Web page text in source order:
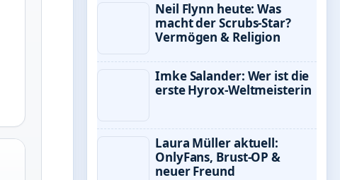
Neil Flynn heute: Was
macht der Scrubs-Star?
Vermögen & Religion
Imke Salander: Wer ist die
erste Hyrox-Weltmeisterin
Laura Müller aktuell:
OnlyFans, Brust-OP &
neuer Freund